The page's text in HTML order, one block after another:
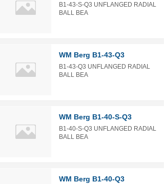
B1-43-S-Q3 UNFLANGED RADIAL
BALL BEA
WM Berg B1-43-Q3
B1-43-Q3 UNFLANGED RADIAL
BALL BEA
WM Berg B1-40-S-Q3
B1-40-S-Q3 UNFLANGED RADIAL
BALL BEA
WM Berg B1-40-Q3